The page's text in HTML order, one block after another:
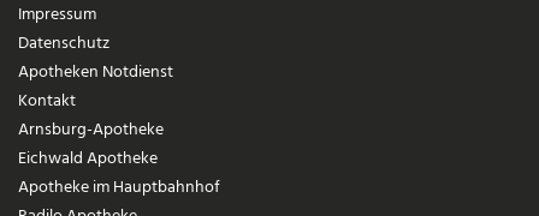
Impressum
Datenschutz
Apotheken Notdienst
Kontakt
Arnsburg-Apotheke
Eichwald Apotheke
Apotheke im Hauptbahnhof